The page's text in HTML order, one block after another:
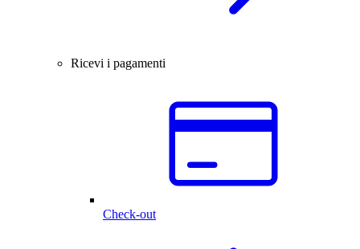
Ricevi i pagamenti
Check-out